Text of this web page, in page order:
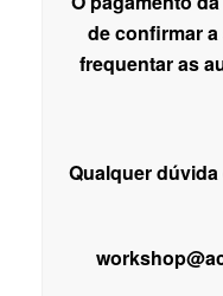
de confirmar
frequentar as
Qualquer